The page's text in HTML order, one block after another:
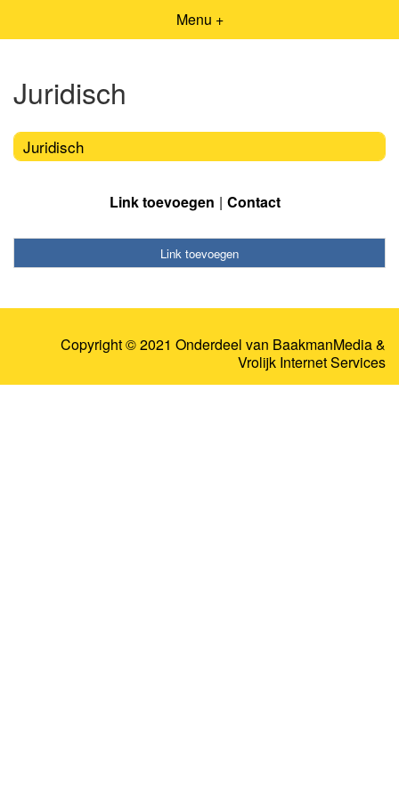
Menu +
Juridisch
Juridisch
Link toevoegen Contact
Link toevoegen
Copyright © 2021 Onderdeel van BaakmanMedia&
Vrolijk Internet Services